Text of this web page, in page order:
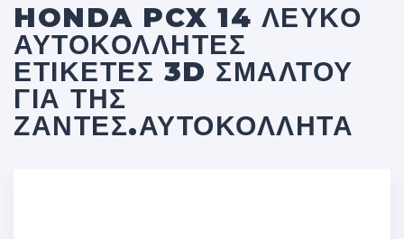
HONDA PCX 14 ΛΕΥΚΟ
ΑΥΤΟΚΌΛΛΗΤΕΣ
ΕΤΙΚΈΤΕΣ 3D ΣΜΆΛΤΟΥ
ΓΙΑ ΤΗΣ
ΖΆΝΤΕΣ.ΑΥΤΟΚΌΛΛΗΤΑ